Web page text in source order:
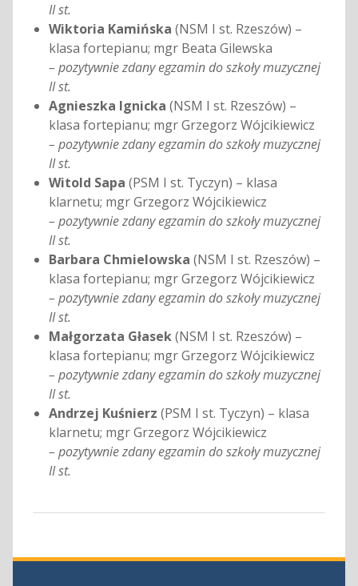
II st.
Wiktoria Kamińska (NSM I st. Rzeszów) –
klasa fortepianu; mgr Beata Gilewska
– pozytywnie zdany egzamin do szkoły muzycznej
II st.
Agnieszka Ignicka (NSM I st. Rzeszów) –
klasa fortepianu; mgr Grzegorz Wójcikiewicz
– pozytywnie zdany egzamin do szkoły muzycznej
II st.
Witold Sapa (PSM I st. Tyczyn) – klasa
klarnetu; mgr Grzegorz Wójcikiewicz
– pozytywnie zdany egzamin do szkoły muzycznej
II st.
Barbara Chmielowska (NSM I st. Rzeszów) –
klasa fortepianu; mgr Grzegorz Wójcikiewicz
– pozytywnie zdany egzamin do szkoły muzycznej
II st.
Małgorzata Głasek(NSM I st. Rzeszów) –
klasa fortepianu; mgr Grzegorz Wójcikiewicz
– pozytywnie zdany egzamin do szkoły muzycznej
II st.
Andrzej Kuśnierz (PSM I st. Tyczyn) – klasa
klarnetu; mgr Grzegorz Wójcikiewicz
– pozytywnie zdany egzamin do szkoły muzycznej
II st.